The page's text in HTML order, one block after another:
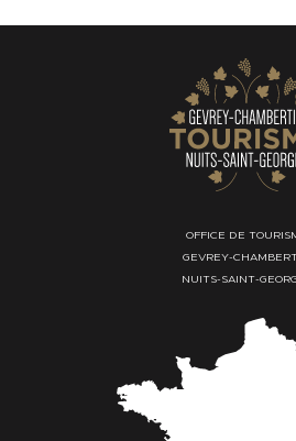
OFFICE DE
GEVREY-
NUITS-SAINT-